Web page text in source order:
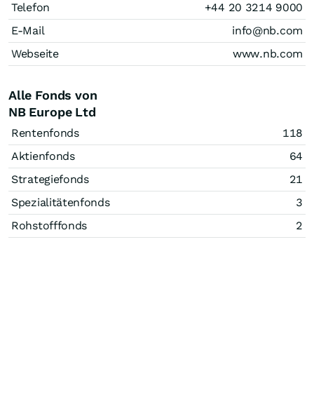
Telefon
+44 20 3214 9000
E-Mail
info@nb.com
Webseite
www.nb.com
Alle Fonds von
NB Europe Ltd
Rentenfonds
118
Aktienfonds
64
Strategiefonds
21
Spezialitätenfonds
3
Rohstofffonds
2